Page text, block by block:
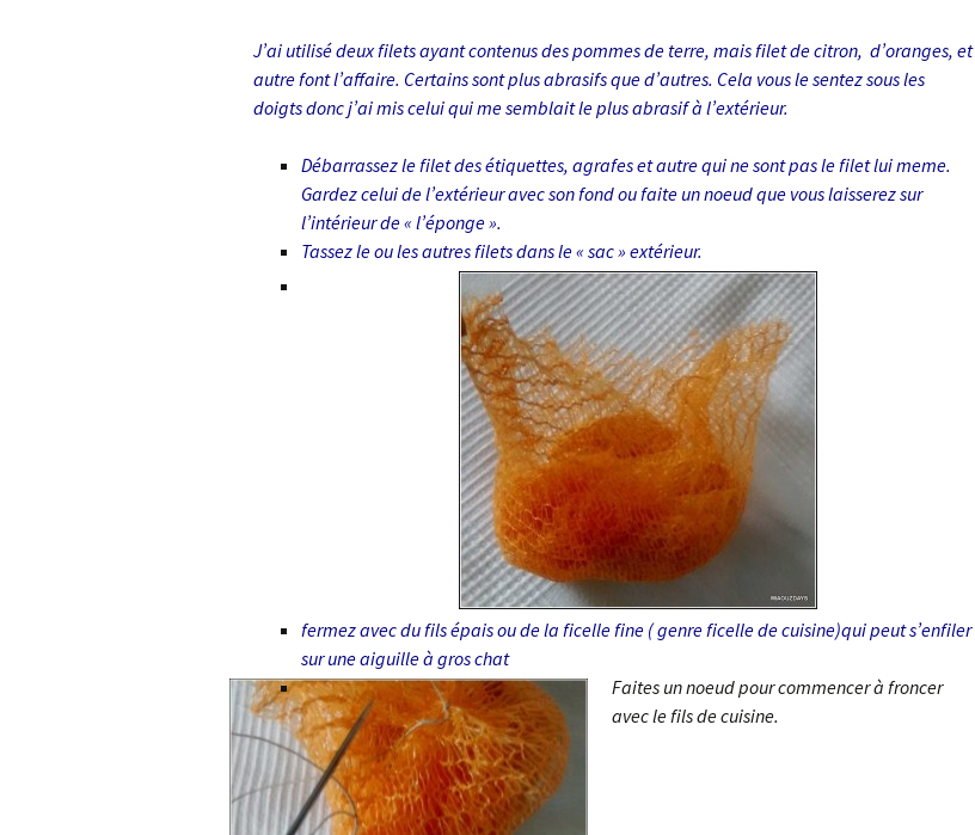
J’ai utilisé deux filets ayant contenus des pommes de terre, mais filet de citron, d’oranges, et
autre font l’affaire. Certains sont plus abrasifs que d’autres. Cela vous le sentez sous les
doigts donc j’ai mis celui qui me semblait le plus abrasif à l’extérieur.
Débarrassez le filet des étiquettes, agrafes et autre qui ne sont pas le filet lui meme.
Gardez celui de l’extérieur avec son fond ou faite un noeud que vous laisserez sur
l’intérieur de « l’éponge ».
Tassez le ou les autres filets dans le « sac » extérieur.
fermez avec du fils épais ou de la ficelle fine ( genre ficelle de cuisine)qui peut s’enfiler
sur une aiguille à gros chat
Faites un noeud pour commencer à froncer
avec le fils de cuisine.